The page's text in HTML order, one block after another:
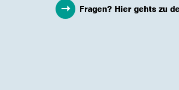
Fragen? Hier gehts zu